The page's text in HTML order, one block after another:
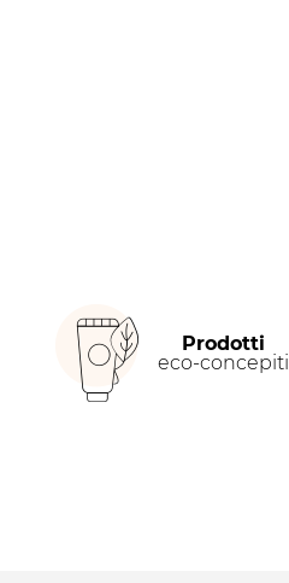
Prodotti
eco-concepiti